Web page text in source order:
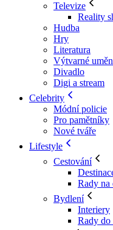
Televize
Reality
Hudba
Hry
Literatura
Výtvarné
Divadlo
Digi a stream
Celebrity
Módní policie
Pro pamětníky
Nové tváře
Lifestyle
Cestování
Rady na
Bydlení
Interiery
Rady do